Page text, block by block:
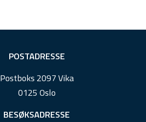
POSTADRESSE
Postboks 2097 Vika
0125 Oslo
BESØKSADRESSE